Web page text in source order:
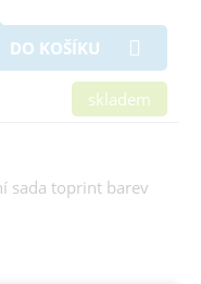
DO KOŠÍKU
skladem